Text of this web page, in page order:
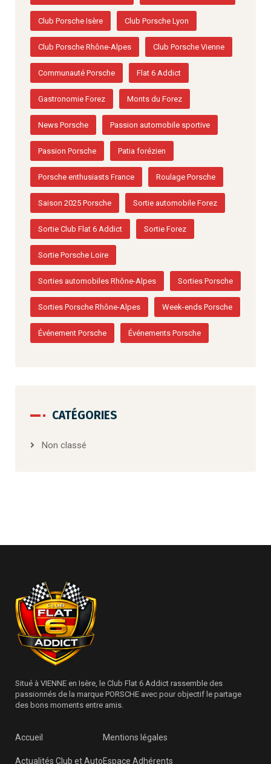
Club Porsche Isère Club Porsche Lyon
Club Porsche Rhône-Alpes Club Porsche Vienne
Communauté Porsche Flat 6 Addict
Gastronomie Forez Monts du Forez
News Porsche Passion automobile sportive
Passion Porsche Patia forézien
Porsche enthusiasts France Roulage Porsche
Saison 2025 Porsche Sortie automobile Forez
Sortie Club Flat 6 Addict Sortie Forez
Sortie Porsche Loire
Sorties automobiles Rhône-Alpes Sorties Porsche
Sorties Porsche Rhône-Alpes Week-ends Porsche
Événement Porsche Événements Porsche
CATÉGORIES
Non classé
Situé à VIENNE en Isère, le Club Flat 6 Addict rassemble des
passionnés de la marque PORSCHE avec pour objectif le partage
des bons moments entre amis.
Accueil
Actualités Club et Auto
Mentions légales
Espace Adhérents